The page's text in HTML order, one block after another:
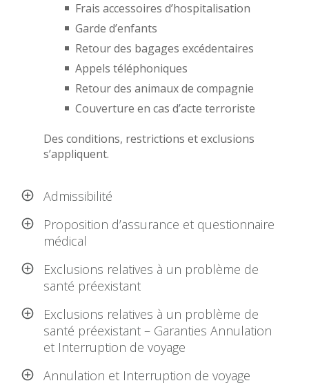
Frais accessoires d’hospitalisation
Garde d’enfants
Retour des bagages excédentaires
Appels téléphoniques
Retour des animaux de compagnie
Couverture en cas d’acte terroriste
Des conditions, restrictions et exclusions
s’appliquent.
Admissibilité
Proposition d’assurance et questionnaire
médical
Exclusions relatives à un problème de
santé préexistant
Exclusions relatives à un problème de
santé préexistant – Garanties Annulation
et Interruption de voyage
Annulation et Interruption de voyage